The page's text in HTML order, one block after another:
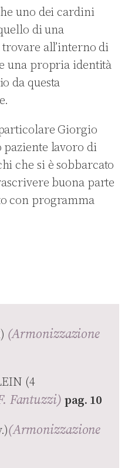
uno dei cardini
di una
all’interno di
una propria identità
da questa
Giorgio
lavoro di
che si è sobbarcato
buona parte
con programma
(Armonizzazione
(4
Fantuzzi) pag. 10
(Armonizzazione